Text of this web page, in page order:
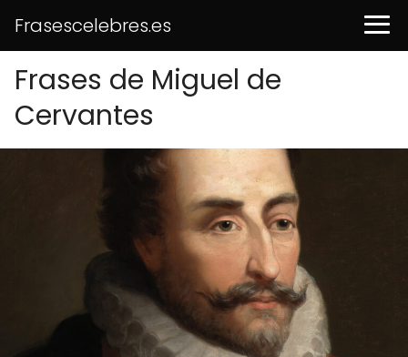
Frasescelebres.es
Frases de Miguel de
Cervantes